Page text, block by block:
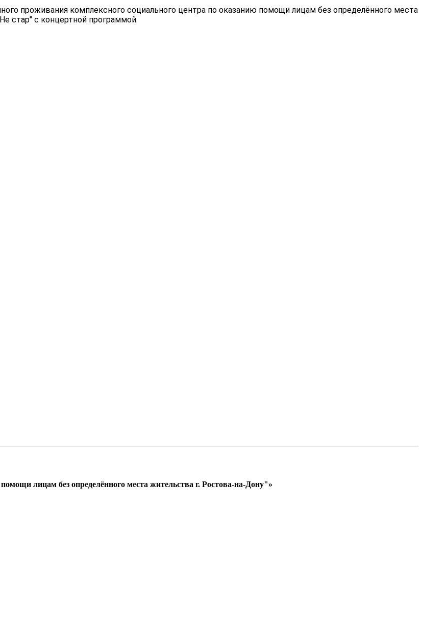
проживания комплексного социального центра по оказанию помощи лицам без определённого места
стар" с концертной программой.
лицам без определённого места жительства г. Ростова-на-Дону"»